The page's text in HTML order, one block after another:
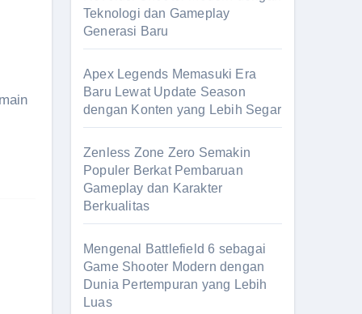
Teknologi dan Gameplay
Generasi Baru
Apex Legends Memasuki Era
Baru Lewat Update Season
dengan Konten yang Lebih Segar
Zenless Zone Zero Semakin
Populer Berkat Pembaruan
Gameplay dan Karakter
Berkualitas
Mengenal Battlefield 6 sebagai
Game Shooter Modern dengan
Dunia Pertempuran yang Lebih
Luas